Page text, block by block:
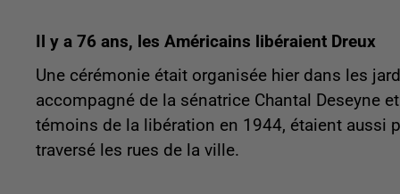
Il y a 76 ans, les Américains libéraient Dreux
Une cérémonie était organisée hier dans les
accompagné de la sénatrice Chantal Deseyne
témoins de la libération en 1944, étaient aussi
traversé les rues de la ville.